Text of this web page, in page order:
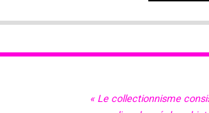
« Le collectionnisme